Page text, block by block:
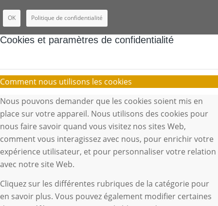
OK Politique de confidentialité
Cookies et paramètres de confidentialité
Comment nous utilisons les cookies
Nous pouvons demander que les cookies soient mis en
place sur votre appareil. Nous utilisons des cookies pour
nous faire savoir quand vous visitez nos sites Web,
comment vous interagissez avec nous, pour enrichir votre
expérience utilisateur, et pour personnaliser votre relation
avec notre site Web.
Cliquez sur les différentes rubriques de la catégorie pour
en savoir plus. Vous pouvez également modifier certaines